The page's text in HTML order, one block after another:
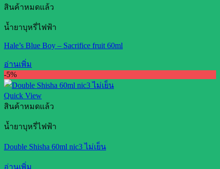
สินค้าหมดแล้ว
น้ำยาบุหรี่ไฟฟ้า
Hale’s Blue Boy – Sacrifice fruit 60ml
อ่านเพิ่ม
-5%
Quick View
สินค้าหมดแล้ว
น้ำยาบุหรี่ไฟฟ้า
Double Shisha 60ml nic3 ไม่เย็น
อ่านเพิ่ม